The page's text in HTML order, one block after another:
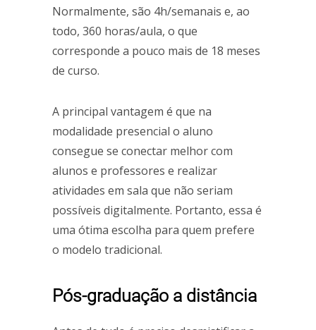
Normalmente, são 4h/semanais e, ao
todo, 360 horas/aula, o que
corresponde a pouco mais de 18 meses
de curso.
A principal vantagem é que na
modalidade presencial o aluno
consegue se conectar melhor com
alunos e professores e realizar
atividades em sala que não seriam
possíveis digitalmente. Portanto, essa é
uma ótima escolha para quem prefere
o modelo tradicional.
Pós-graduação a distância